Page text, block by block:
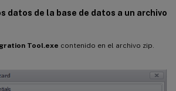
datos de la base de datos a un archivo
Tool.exe contenido en el archivo zip.